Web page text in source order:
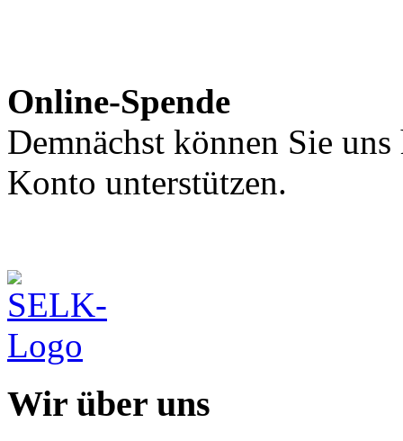
Online-Spende
Demnächst können Sie
Konto unterstützen.
Wir über uns